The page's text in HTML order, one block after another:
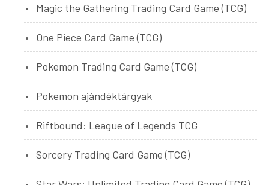
Magic the Gathering Trading Card Game (TCG)
One Piece Card Game (TCG)
Pokemon Trading Card Game (TCG)
Pokemon ajándéktárgyak
Riftbound: League of Legends TCG
Sorcery Trading Card Game (TCG)